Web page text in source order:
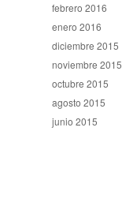
febrero 2016
enero 2016
diciembre 2015
noviembre 2015
octubre 2015
agosto 2015
junio 2015